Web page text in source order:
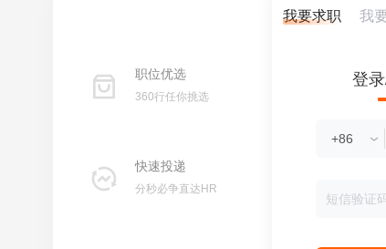
职位优选
360行任你挑选
快速投递
分秒必争直达HR
我要求职 我
登